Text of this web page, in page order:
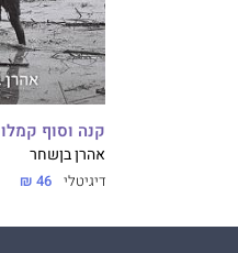
קנה וסוף קמלו
אהרן בןשחר
דיגיטלי 46 ₪